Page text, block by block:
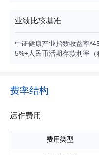
通机制下允许买卖的规定
（以下简称“港股通标的股
可的国际金融组织发行的
承兑汇票、银行票据、商业
产品。 针对境内投资，本
册上市的股票）、存托凭证
部分、短期融资券（含超
业绩比较基准
中证健康产业指数收益率
5%+人民币活期存款利率（
费率结构
运作费用
费用类型